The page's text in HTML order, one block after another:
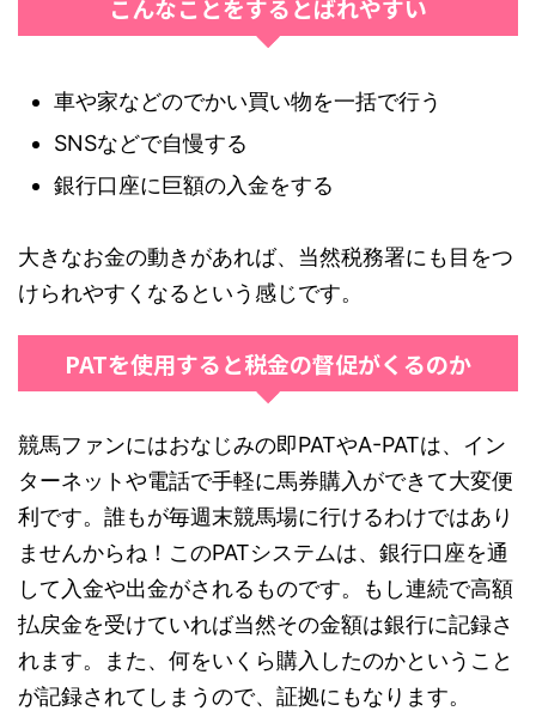
こんなことをするとばれやすい
車や家などのでかい買い物を一括で行う
SNSなどで自慢する
銀行口座に巨額の入金をする
大きなお金の動きがあれば、当然税務署にも目をつ
けられやすくなるという感じです。
PATを使用すると税金の督促がくるのか
競馬ファンにはおなじみの即PATやA-PATは、イン
ターネットや電話で手軽に馬券購入ができて大変便
利です。誰もが毎週末競馬場に行けるわけではあり
ませんからね！このPATシステムは、銀行口座を通
して入金や出金がされるものです。もし連続で高額
払戻金を受けていれば当然その金額は銀行に記録さ
れます。また、何をいくら購入したのかということ
が記録されてしまうので、証拠にもなります。